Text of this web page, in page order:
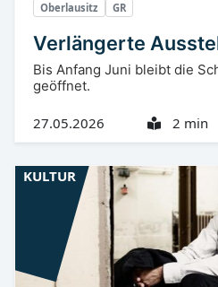
Oberlausitz GR
Verlängerte
Bis Anfang Juni bleibt die
geöffnet.
27.05.2026 2 min
KULTUR